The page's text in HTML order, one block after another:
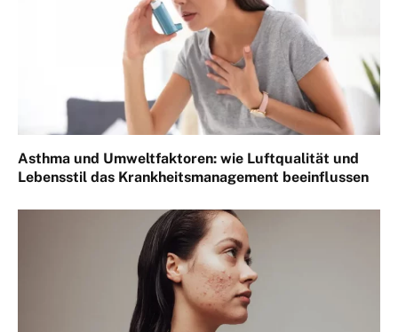
Asthma und Umweltfaktoren: wie Luftqualität und
Lebensstil das Krankheitsmanagement beeinflussen